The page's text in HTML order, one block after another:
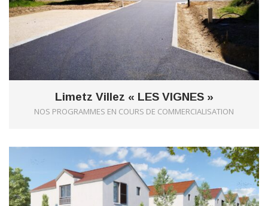
Limetz Villez « LES VIGNES »
NOS PROGRAMMES EN COURS DE COMMERCIALISATION